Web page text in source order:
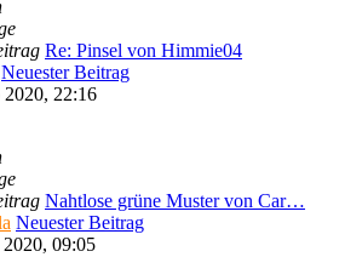
Re: Pinsel von Himmie04
Neuester Beitrag
2020, 22:16
Nahtlose grüne Muster von Car…
Neuester Beitrag
09:05